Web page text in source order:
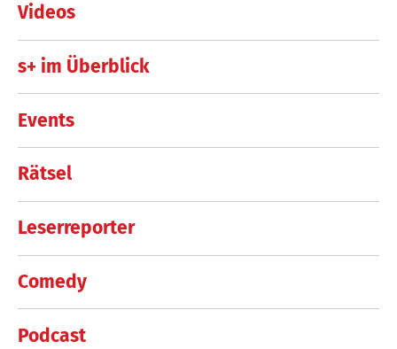
Videos
s+ im Überblick
Events
Rätsel
Leserreporter
Comedy
Podcast